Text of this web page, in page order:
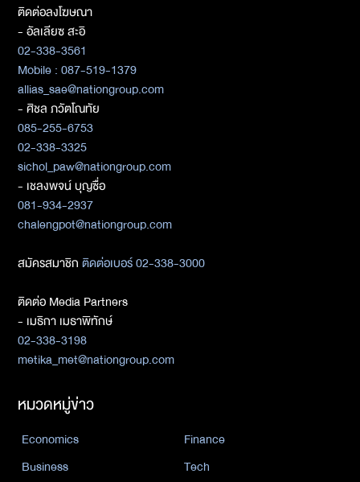
ติดต่อลงโฆษณา
- อัลเลียซ สะอิ
02-338-3561
Mobile : 087-519-1379
allias_sae@nationgroup.com
- ศิชล ภวัตโณทัย
085-255-6753
02-338-3325
sichol_paw@nationgroup.com
- เชลงพจน์ บุญซื่อ
081-934-2937
chalengpot@nationgroup.com
สมัครสมาชิกติดต่อเบอร์ 02-338-3000
ติดต่อ Media Partners
- เมธิกา เมธาพิทักษ์
02-338-3198
metika_met@nationgroup.com
หมวดหมู่ข่าว
Economics
Finance
Business
Tech